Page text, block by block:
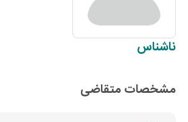
ناشناس
مشخصات متقاضی